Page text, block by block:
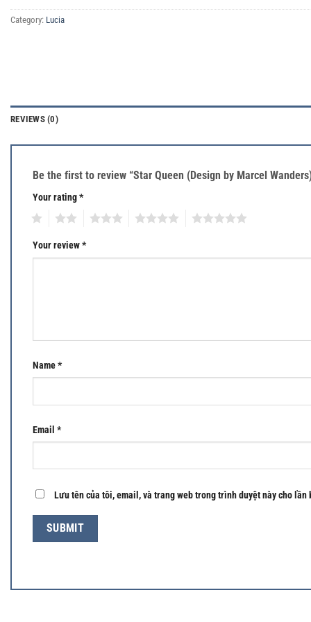
Category: Lucia
REVIEWS (0)
Be the first to review “Star Queen (Design by Marcel
Your rating*
Your review*
Name*
Email *
Lưu tên của tôi, email, và trang web trong trình duyệt này cho